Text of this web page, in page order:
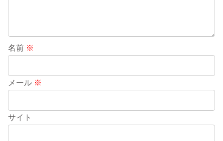
名前 ※
メール ※
サイト